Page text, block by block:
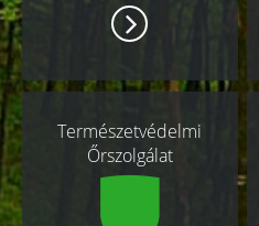
Természetvédelmi
Őrszolgálat